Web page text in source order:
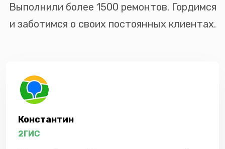
Выполнили более 1500 ремонтов. Гордимся
и заботимся о своих постоянных клиентах.
Константин
2ГИС